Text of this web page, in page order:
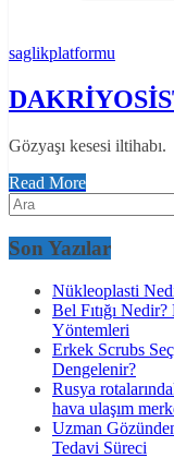
saglikplatformu
Gözyaşı kesesi iltihabı.
Read More
Son Yazılar
Nükleoplasti
Bel Fıtığı
Yöntemleri
Erkek Scrubs
Dengelenir?
Rusya
hava ulaşım
Uzman
Tedavi Süreci